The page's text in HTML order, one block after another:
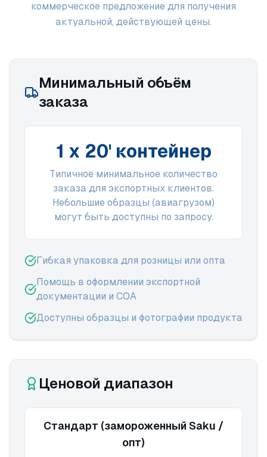
коммерческое предложение для получения
актуальной, действующей цены.
Минимальный объём
заказа
1 x 20' контейнер
Типичное минимальное количество
заказа для экспортных клиентов.
Небольшие образцы (авиагрузом)
могут быть доступны по запросу.
Гибкая упаковка для розницы или опта
Помощь в оформлении экспортной
документации и COA
Доступны образцы и фотографии продукта
Ценовой диапазон
Стандарт (замороженный Saku /
опт)